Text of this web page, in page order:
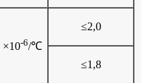
×10-6/℃
≤2,0
≤1,8